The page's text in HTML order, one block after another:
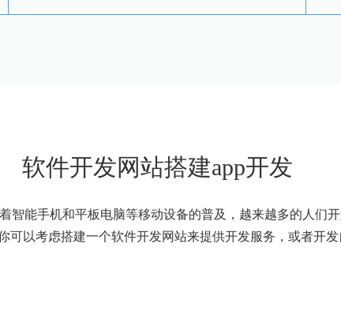
软件开发网站搭建app开发
智能手机和平板电脑等移动设备的普及，越来越多的人们
可以考虑搭建一个软件开发网站来提供开发服务，或者开